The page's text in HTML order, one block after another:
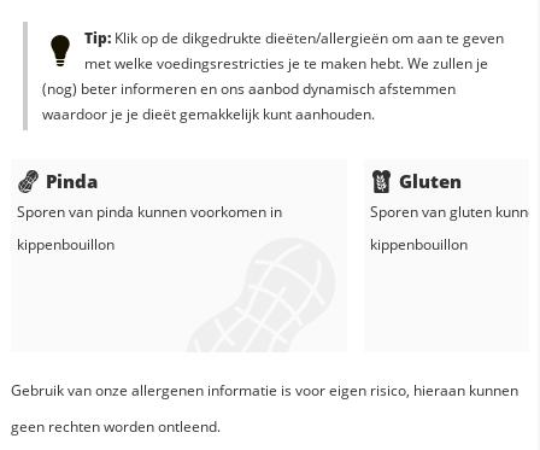
Tip:Klik op de dikgedrukte dieëten/allergieën om aan te geven
met welke voedingsrestricties je te maken hebt. We zullen je
(nog) beter informeren en ons aanbod dynamisch afstemmen
waardoor je je dieët gemakkelijk kunt aanhouden.
Pinda
Sporen van pinda kunnen voorkomen in
kippenbouillon
Gluten
Sporen van gluten
kippenbouillon
Gebruik van onze allergenen informatie is voor eigen risico, hieraan kunnen
geen rechten worden ontleend.